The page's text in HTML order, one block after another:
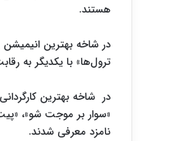
هستند.
در شاخه بهترین انیمیشن
ترول‌ها» با یکدیگر به
در شاخه بهترین
«سوار بر موجت شو»،
نامزد معرفی شدند.